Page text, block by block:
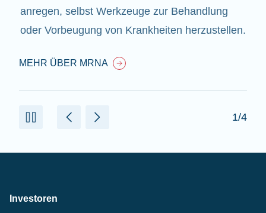
anregen, selbst Werkzeuge zur Behandlung
oder Vorbeugung von Krankheiten herzustellen.
MEHR ÜBER MRNA
1/4
Investoren